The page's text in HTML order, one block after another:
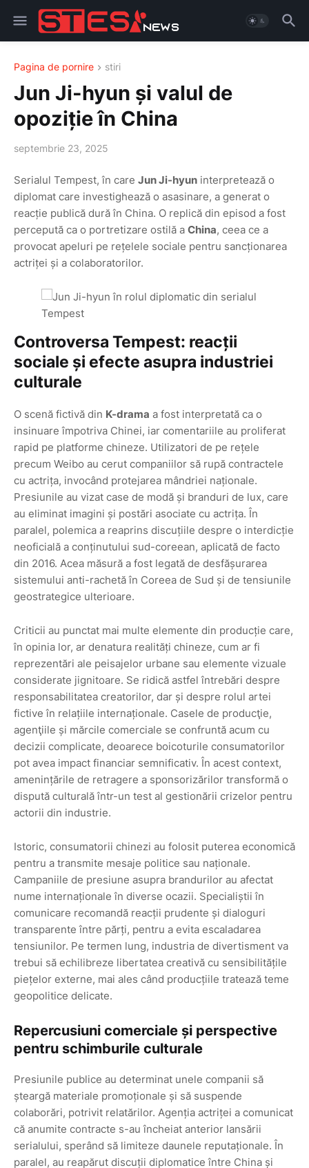
Pagina de pornire stiri
Jun Ji-hyun și valul de
opoziție în China
septembrie 23, 2025
Serialul Tempest, în care Jun Ji-hyun interpretează o
diplomat care investighează o asasinare, a generat o
reacție publică dură în China. O replică din episod a fost
percepută ca o portretizare ostilă a China, ceea ce a
provocat apeluri pe rețelele sociale pentru sancționarea
actriței și a colaboratorilor.
Controversa Tempest: reacții
sociale și efecte asupra industriei
culturale
O scenă fictivă din K-drama a fost interpretată ca o
insinuare împotriva Chinei, iar comentariile au proliferat
rapid pe platforme chineze. Utilizatori de pe rețele
precum Weibo au cerut companiilor să rupă contractele
cu actrița, invocând protejarea mândriei naționale.
Presiunile au vizat case de modă și branduri de lux, care
au eliminat imagini și postări asociate cu actrița. În
paralel, polemica a reaprins discuțiile despre o interdicție
neoficială a conținutului sud-coreean, aplicată de facto
din 2016. Acea măsură a fost legată de desfășurarea
sistemului anti-rachetă în Coreea de Sud și de tensiunile
geostrategice ulterioare.
Criticii au punctat mai multe elemente din producție care,
în opinia lor, ar denatura realități chineze, cum ar fi
reprezentări ale peisajelor urbane sau elemente vizuale
considerate jignitoare. Se ridică astfel întrebări despre
responsabilitatea creatorilor, dar și despre rolul artei
fictive în relațiile internaționale. Casele de producţie,
agenţiile și mărcile comerciale se confruntă acum cu
decizii complicate, deoarece boicoturile consumatorilor
pot avea impact financiar semnificativ. În acest context,
amenințările de retragere a sponsorizărilor transformă o
dispută culturală într-un test al gestionării crizelor pentru
actorii din industrie.
Istoric, consumatorii chinezi au folosit puterea economică
pentru a transmite mesaje politice sau naționale.
Campaniile de presiune asupra brandurilor au afectat
nume internaționale în diverse ocazii. Specialiștii în
comunicare recomandă reacții prudente și dialoguri
transparente între părți, pentru a evita escaladarea
tensiunilor. Pe termen lung, industria de divertisment va
trebui să echilibreze libertatea creativă cu sensibilitățile
piețelor externe, mai ales când producțiile tratează teme
geopolitice delicate.
Repercusiuni comerciale și perspective
pentru schimburile culturale
Presiunile publice au determinat unele companii să
șteargă materiale promoționale și să suspende
colaborări, potrivit relatărilor. Agenția actriței a comunicat
că anumite contracte s-au încheiat anterior lansării
serialului, sperând să limiteze daunele reputaționale. În
paralel, au reapărut discuții diplomatice între China și